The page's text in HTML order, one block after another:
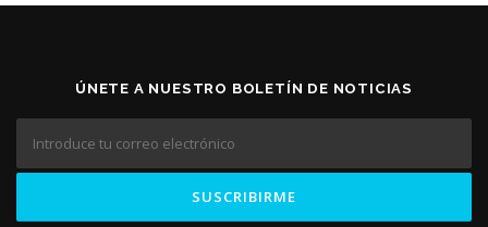
ÚNETE A NUESTRO BOLETÍN DE NOTICIAS